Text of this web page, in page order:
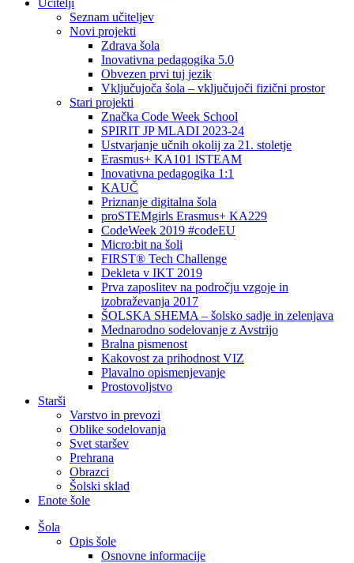
Učitelji
Seznam učiteljev
Novi projekti
Zdrava šola
Inovativna pedagogika 5.0
Obvezen prvi tuj jezik
Vključujoča šola – vključujoči fizični prostor
Stari projekti
Značka Code Week School
SPIRIT JP MLADI 2023-24
Ustvarjanje učnih okolij za 21. stoletje
Erasmus+ KA101 lSTEAM
Inovativna pedagogika 1:1
KAUČ
Priznanje digitalna šola
proSTEMgirls Erasmus+ KA229
CodeWeek 2019 #codeEU
Micro:bit na šoli
FIRST® Tech Challenge
Dekleta v IKT 2019
Prva zaposlitev na področju vzgoje in
izobraževanja 2017
ŠOLSKA SHEMA – šolsko sadje in zelenjava
Mednarodno sodelovanje z Avstrijo
Bralna pismenost
Kakovost za prihodnost VIZ
Plavalno opismenjevanje
Prostovoljstvo
Starši
Varstvo in prevozi
Oblike sodelovanja
Svet staršev
Prehrana
Obrazci
Šolski sklad
Enote šole
Šola
Opis šole
Osnovne informacije